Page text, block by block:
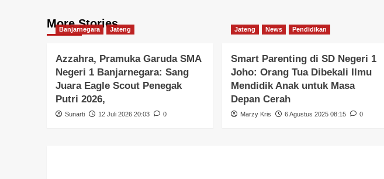
More Stories
Banjarnegara Jateng
Azzahra, Pramuka Garuda SMA
Negeri 1 Banjarnegara: Sang
Juara Eagle Scout Penegak
Putri 2026,
Sunarti 12 Juli 2026 20:03 0
Jateng News Pendidikan
Smart Parenting di SD Negeri 1
Joho: Orang Tua Dibekali Ilmu
Mendidik Anak untuk Masa
Depan Cerah
Marzy Kris 6 Agustus 2025 08:15 0